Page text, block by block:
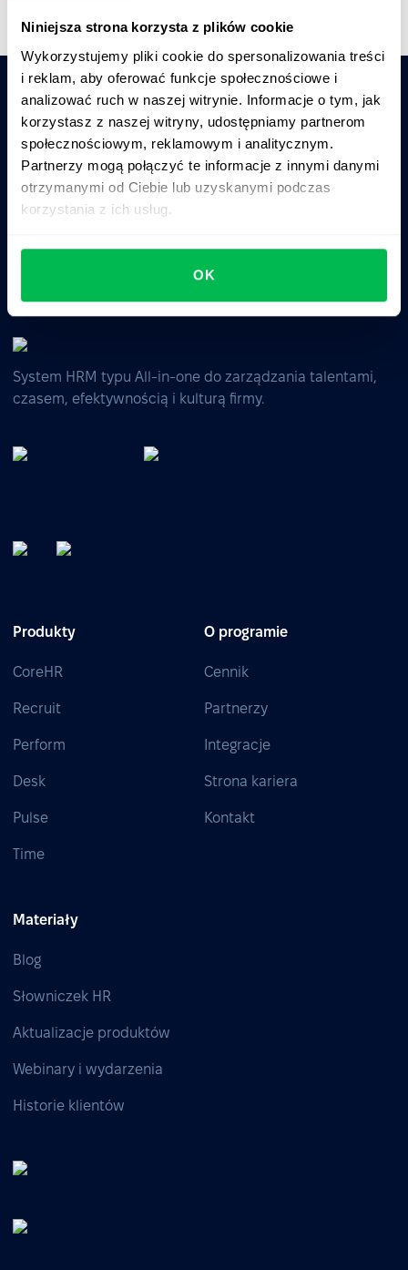
Niniejsza strona korzysta z plików cookie
Wykorzystujemy pliki cookie do spersonalizowania treści
i reklam, aby oferować funkcje społecznościowe i
analizować ruch w naszej witrynie. Informacje o tym, jak
korzystasz z naszej witryny, udostępniamy partnerom
społecznościowym, reklamowym i analitycznym.
Partnerzy mogą połączyć te informacje z innymi danymi
otrzymanymi od Ciebie lub uzyskanymi podczas
korzystania z ich usług.
OK
Zapytaj AI o podsumowanie PeopleForce:
ChatGPT
Claude Perplexity
Business driven. People focused.
System HRM typu All-in-one do zarządzania talentami,
czasem, efektywnością i kulturą firmy.
Produkty
CoreHR
Recruit
Perform
Desk
Pulse
Time
O programie
Cennik
Partnerzy
Integracje
Strona kariera
Kontakt
Materiały
Blog
Słowniczek HR
Aktualizacje produktów
Webinary i wydarzenia
Historie klientów